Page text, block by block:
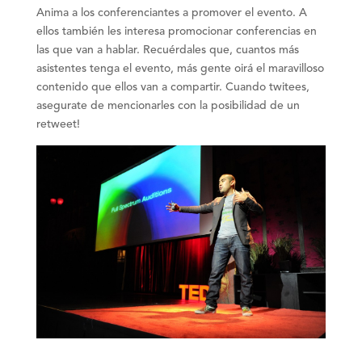
Anima a los conferenciantes a promover el evento. A
ellos también les interesa promocionar conferencias en
las que van a hablar. Recuérdales que, cuantos más
asistentes tenga el evento, más gente oirá el maravilloso
contenido que ellos van a compartir. Cuando twitees,
asegurate de mencionarles con la posibilidad de un
retweet!